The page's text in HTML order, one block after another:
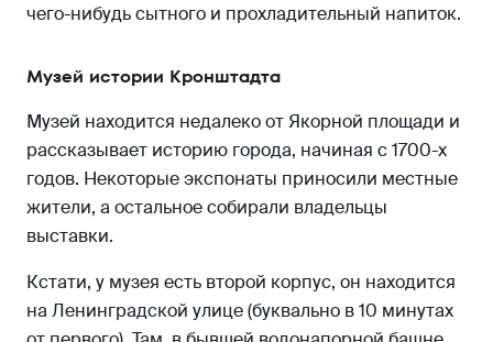
чего-нибудь сытного и прохладительный напиток.
Музей истории Кронштадта
Музей находится недалеко от Якорной площади и
рассказывает историю города, начиная с 1700-х
годов. Некоторые экспонаты приносили местные
жители, а остальное собирали владельцы
выставки.
Кстати, у музея есть второй корпус, он находится
на Ленинградской улице (буквально в 10 минутах